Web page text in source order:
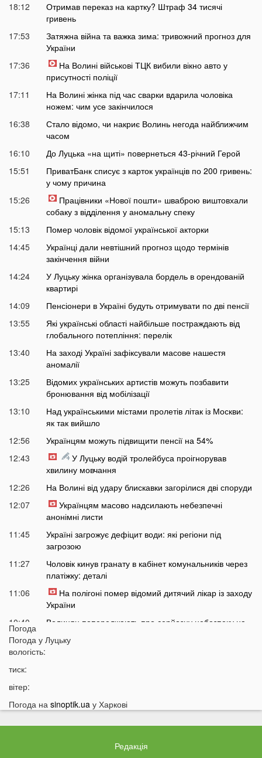
18:12
Отримав переказ на картку? Штраф 34 тисячі
гривень
17:53
Затяжна війна та важка зима: тривожний прогноз для
України
17:36
На Волині військові ТЦК вибили вікно авто у
присутності поліції
17:11
На Волині жінка під час сварки вдарила чоловіка
ножем: чим усе закінчилося
16:38
Стало відомо, чи накриє Волинь негода найближчим
часом
16:10
До Луцька «на щиті» повернеться 43-річний Герой
15:51
ПриватБанк списує з карток українців по 200 гривень:
у чому причина
15:26
Працівники «Нової пошти» шваброю виштовхали
собаку з відділення у аномальну спеку
15:13
Помер чоловік відомої української акторки
14:45
Українці дали невтішний прогноз щодо термінів
закінчення війни
14:24
У Луцьку жінка організувала бордель в орендованій
квартирі
14:09
Пенсіонери в Україні будуть отримувати по дві пенсії
13:55
Які українські області найбільше постраждають від
глобального потепління: перелік
13:40
На заході Україні зафіксували масове нашестя
аномалії
13:25
Відомих українських артистів можуть позбавити
бронювання від мобілізації
13:10
Над українськими містами пролетів літак із Москви:
як так вийшло
12:56
Українцям можуть підвищити пенсії на 54%
12:43
У Луцьку водій тролейбуса проігнорував
хвилину мовчання
12:26
На Волині від удару блискавки загорілися дві споруди
12:07
Українцям масово надсилають небезпечні
анонімні листи
11:45
Україні загрожує дефіцит води: які регіони під
загрозою
11:27
Чоловік кинув гранату в кабінет комунальників через
платіжку: деталі
11:06
На полігоні помер відомий дитячий лікар із заходу
України
10:40
Волинян попереджають про серйозну небезпеку на
10:15
На війні загинули двоє військових з Волині
На Луцьк насувається гроза
Погода
Погода у Луцьку
вологість:
тиск:
вітер:
Погода на sinoptik.ua у Харкові
Редакція